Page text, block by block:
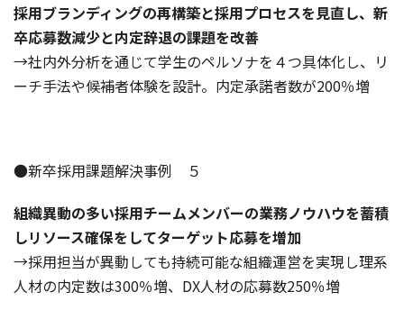
採用ブランディングの再構築と採用プロセスを見直し、新
卒応募数減少と内定辞退の課題を改善
→社内外分析を通じて学生のペルソナを４つ具体化し、リ
ーチ手法や候補者体験を設計。内定承諾者数が200％増
●新卒採用課題解決事例 ５
組織異動の多い採用チームメンバーの業務ノウハウを蓄積
しリソース確保をしてターゲット応募を増加
→採用担当が異動しても持続可能な組織運営を実現し理系
人材の内定数は300％増、DX人材の応募数250％増